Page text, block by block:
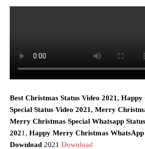
Best Christmas Status Video 2021,
Special Status Video 2021, Merry
Merry Christmas Special Whatsapp
2021, Happy Merry Christmas WhatsApp
Download 2021 Download